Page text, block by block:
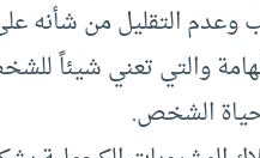
وعدم التقليل من شأنه
والتي تعني شيئاً
الشخص.